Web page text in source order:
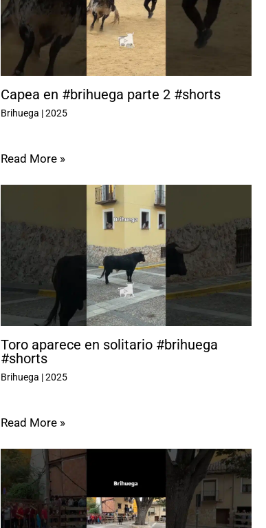
Capea en #brihuega parte 2 #shorts
Brihuega |2025
Read More »
Toro aparece en solitario #brihuega
#shorts
Brihuega |2025
Read More »